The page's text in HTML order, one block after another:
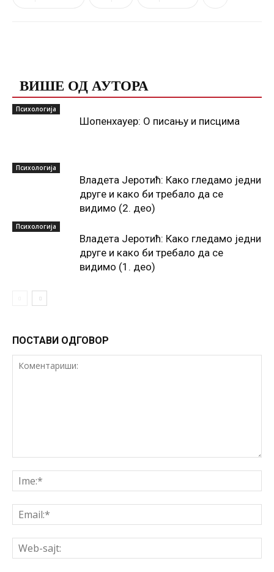
ВИШЕ ОД АУТОРА
Психологија
Шопенхауер: О писању и писцима
Психологија
Владета Јеротић: Како гледамо једни
друге и како би требало да се
видимо (2. део)
Психологија
Владета Јеротић: Како гледамо једни
друге и како би требало да се
видимо (1. део)
ПОСТАВИ ОДГОВОР